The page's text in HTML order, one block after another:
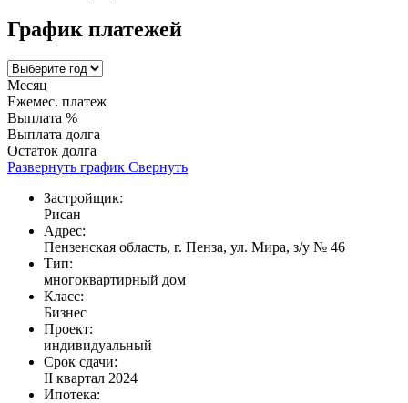
График платежей
Месяц
Ежемес. платеж
Выплата %
Выплата долга
Остаток долга
Развернуть график Свернуть
Застройщик:
Рисан
Адрес:
Пензенская область, г. Пенза, ул. Мира, з/у № 46
Тип:
многоквартирный дом
Класс:
Бизнес
Проект:
индивидуальный
Срок сдачи:
II квартал 2024
Ипотека: